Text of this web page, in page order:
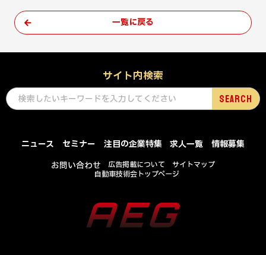
一覧に戻る
サイト内検索
ニュース セミナー 注目の企業特集 求人一覧
情報募集
お問い合わせ
広告掲載について
サイトマップ
自動車技術会トップページ